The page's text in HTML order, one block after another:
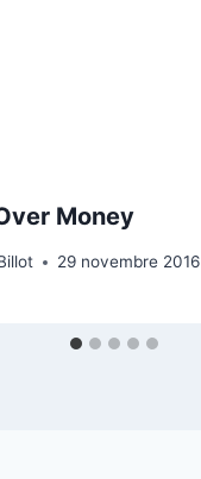
Money
29 novembre 2016